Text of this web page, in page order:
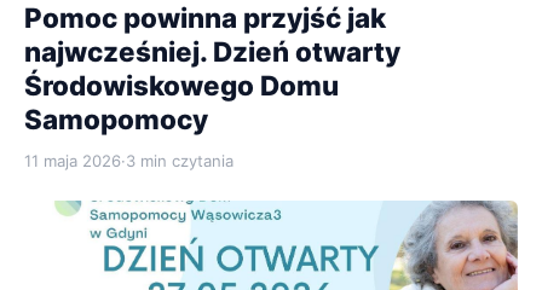
Pomoc powinna przyjść jak
najwcześniej. Dzień otwarty
Środowiskowego Domu
Samopomocy
11 maja 2026·3 min czytania